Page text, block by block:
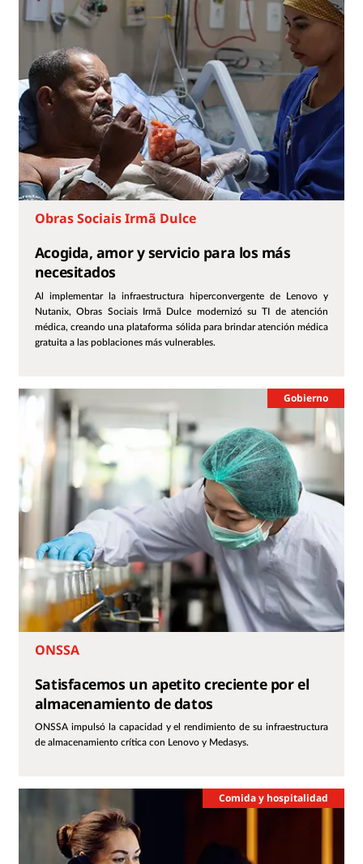
Obras Sociais Irmã Dulce
Acogida, amor y servicio para los más
necesitados
Al implementar la infraestructura hiperconvergente de Lenovo y
Nutanix, Obras Sociais Irmã Dulce modernizó su TI de atención
médica, creando una plataforma sólida para brindar atención médica
gratuita a las poblaciones más vulnerables.
Gobierno
ONSSA
Satisfacemos un apetito creciente por el
almacenamiento de datos
ONSSA impulsó la capacidad y el rendimiento de su infraestructura
de almacenamiento crítica con Lenovo y Medasys.
Comida y hospitalidad